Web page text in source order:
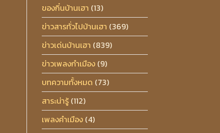
ของกิ๋นบ้านเฮา (13)
ข่าวสารทั่วไปบ้านเฮา (369)
ข่าวเด่นบ้านเฮา (839)
ข่าวเพลงกำเมือง(9)
บทความทั้งหมด (73)
สาระน่ารู้(112)
เพลงคำเมือง(4)